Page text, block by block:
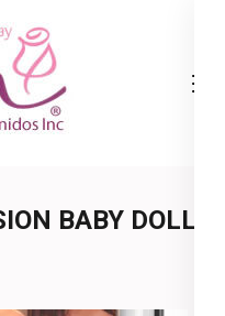
Ropa Interior
800.825.9452
BABY DOLL